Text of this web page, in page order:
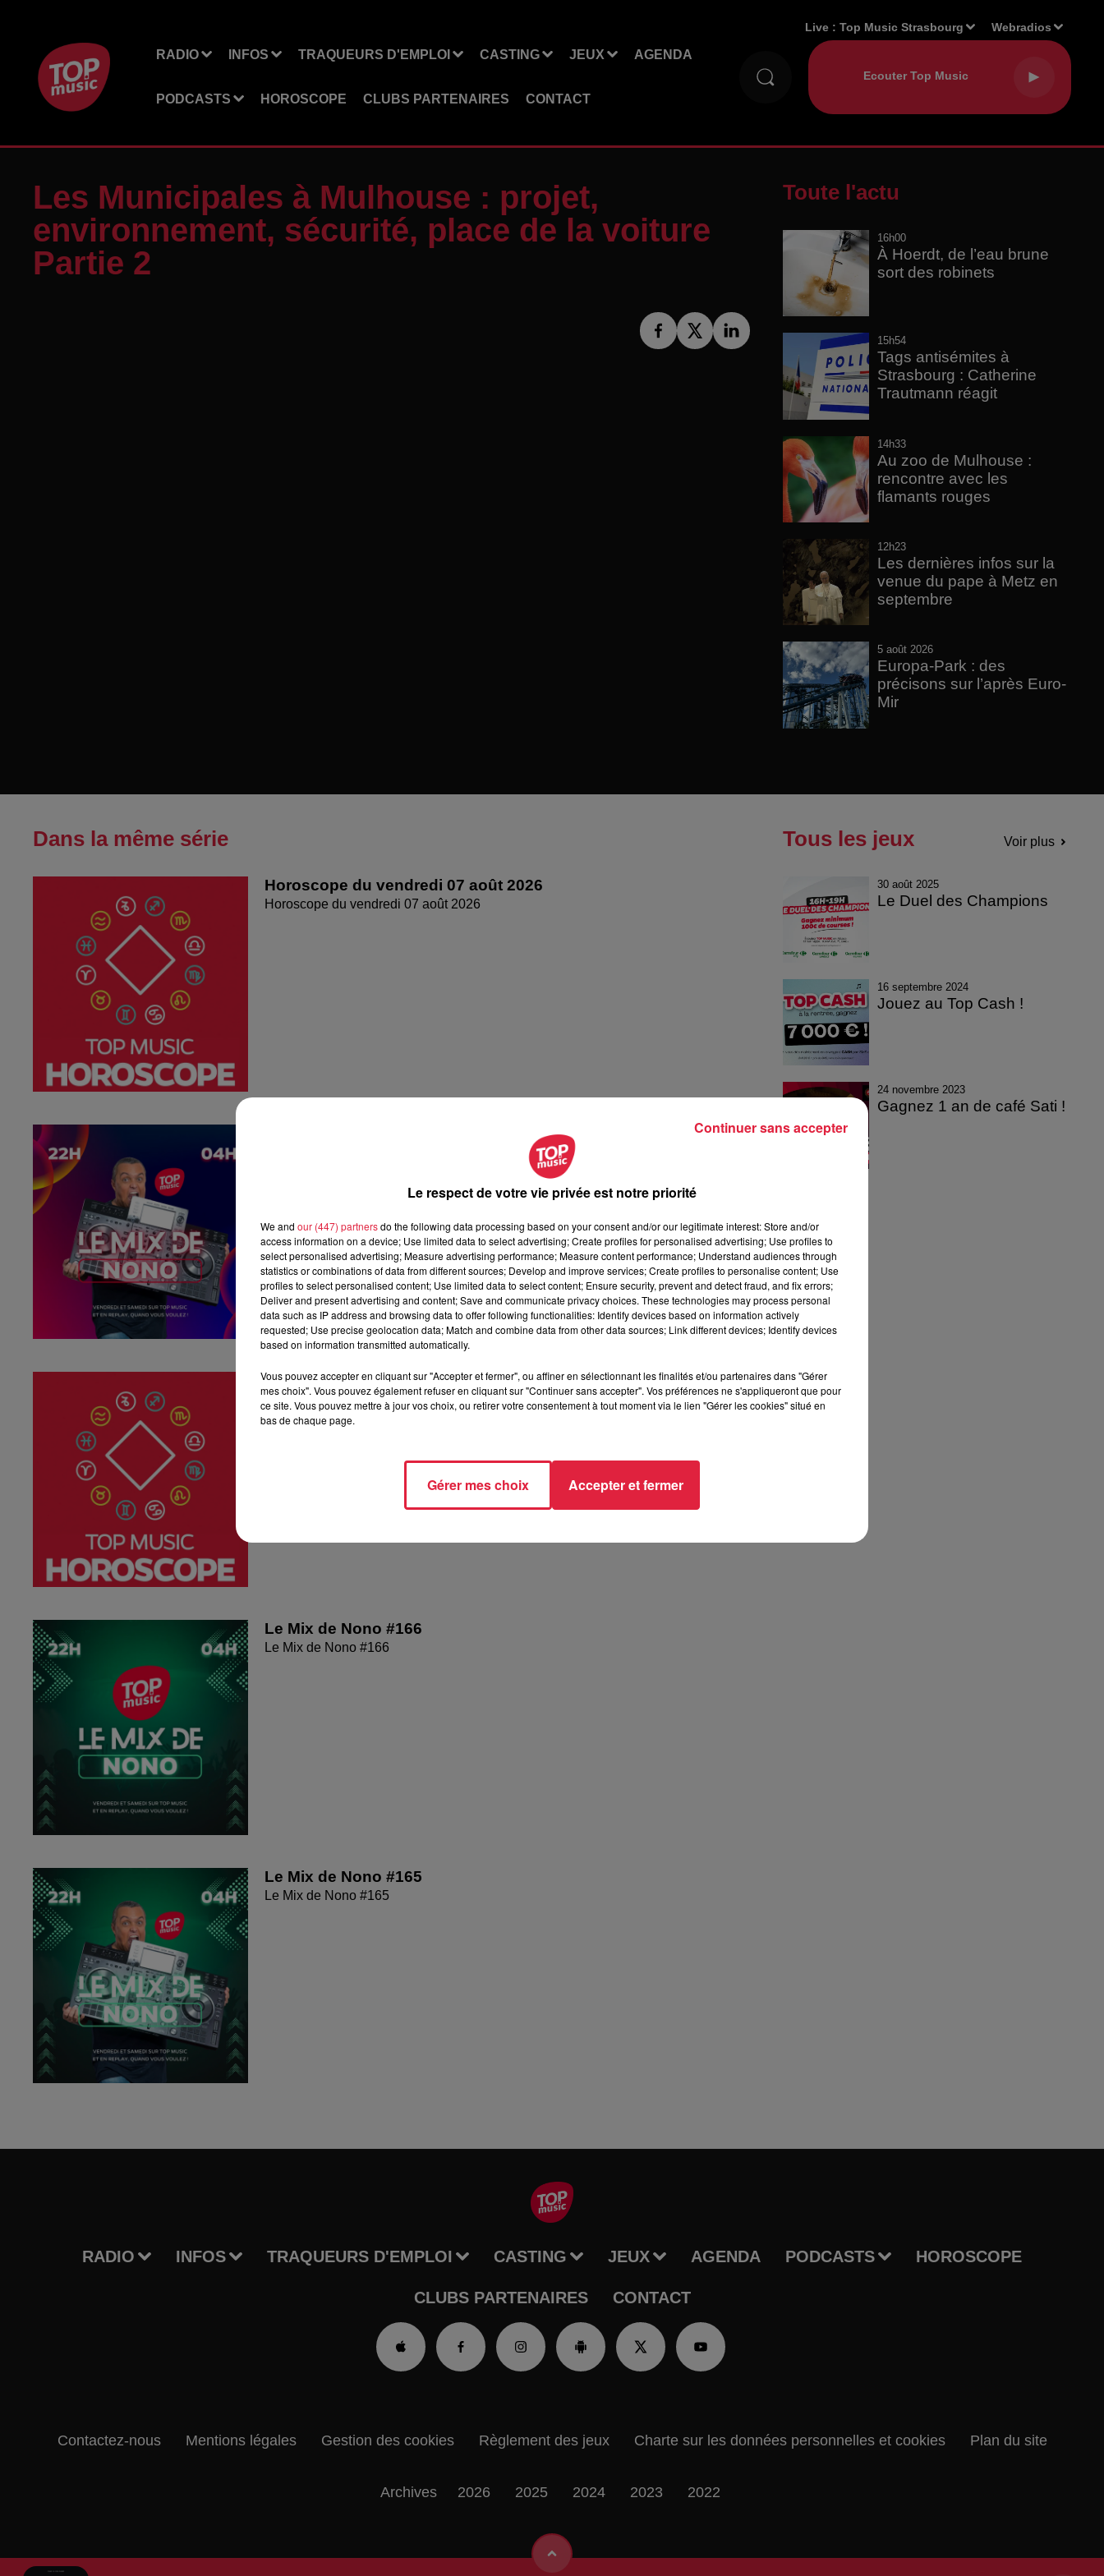
RADIO INFOS TRAQUEURS D'EMPLOI CASTING JEUX AGENDA
PODCASTS HOROSCOPE CLUBS PARTENAIRES CONTACT
Live :Top Music Strasbourg Webradios
Les Municipales à Mulhouse : projet,
environnement, sécurité, place de la voiture
Partie 2
Toute l'actu
16h00
À Hoerdt, de l’eau brune
sort des robinets
15h54
Tags antisémites à
Strasbourg : Catherine
Trautmann réagit
14h33
Au zoo de Mulhouse :
rencontre avec les
flamants rouges
12h23
Les dernières infos sur la
venue du pape à Metz en
septembre
5 août 2026
Europa-Park : des
précisons sur l’après Euro-
Mir
Dans la même série
Horoscope du vendredi 07 août 2026
Horoscope du vendredi 07 août 2026
Horoscope du jeudi 6 août 2026
Horoscope du jeudi 6 août 2026
Le Mix de Nono #166
Le Mix de Nono #166
Le Mix de Nono #165
Le Mix de Nono #165
Tous les jeux Voir plus
30 août 2025
Le Duel des Champions
16 septembre 2024
Jouez au Top Cash !
24 novembre 2023
Gagnez 1 an de café Sati !
RADIO INFOS TRAQUEURS D'EMPLOI CASTING JEUX AGENDA PODCASTS HOROSCOPE
CLUBS PARTENAIRES CONTACT
Contactez-nous Mentions légales Gestion des cookies Règlement des jeux Charte sur les données personnelles et cookies Plan du site
Archives 2026 2025 2024 2023 2022
Le respect de votre vie privée est notre priorité
We and our (447) partnersdo the following data processing based on your consent and/or our legitimate interest: Store and/or
access information on a device; Use limited data to select advertising; Create profiles for personalised advertising; Use profiles to
select personalised advertising; Measure advertising performance; Measure content performance; Understand audiences through
statistics or combinations of data from different sources; Develop and improve services; Create profiles to personalise content; Use
profiles to select personalised content; Use limited data to select content; Ensure security, prevent and detect fraud, and fix errors;
Deliver and present advertising and content; Save and communicate privacy choices. These technologies may process personal
data such as IP address and browsing data to offer following functionalities: Identify devices based on information actively
requested; Use precise geolocation data; Match and combine data from other data sources; Link different devices; Identify devices
based on information transmitted automatically.
Vous pouvez accepter en cliquant sur "Accepter et fermer", ou affiner en sélectionnant les finalités et/ou partenaires dans "Gérer
mes choix". Vous pouvez également refuser en cliquant sur "Continuer sans accepter". Vos préférences ne s'appliqueront que pour
ce site. Vous pouvez mettre à jour vos choix, ou retirer votre consentement à tout moment via le lien "Gérer les cookies" situé en
bas de chaque page.
Gérer mes choix Accepter et fermer
Continuer sans accepter